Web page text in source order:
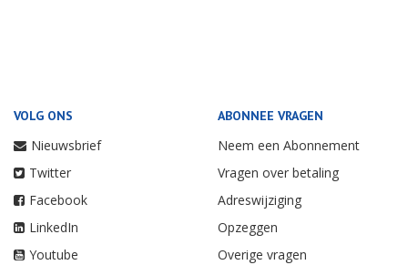
VOLG ONS
Nieuwsbrief
Twitter
Facebook
LinkedIn
Youtube
ABONNEE VRAGEN
Neem een Abonnement
Vragen over betaling
Adreswijziging
Opzeggen
Overige vragen